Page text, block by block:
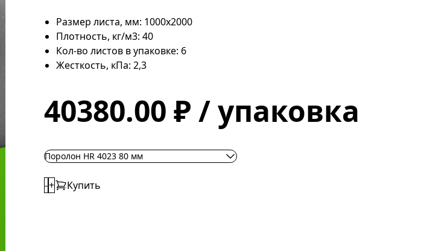
Размер листа, мм: 1000х2000
Плотность, кг/м3: 40
Кол-во листов в упаковке: 6
Жесткость, кПа: 2,3
40380.00 ₽ / упаковка
Поролон HR 4023 80 мм
-+ Купить